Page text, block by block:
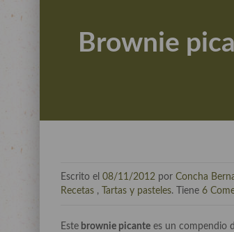
Brownie
Escrito el 08/11/2012 por Concha
Recetas , Tartas y pasteles. Tiene 6
Este brownie picante es un compendio